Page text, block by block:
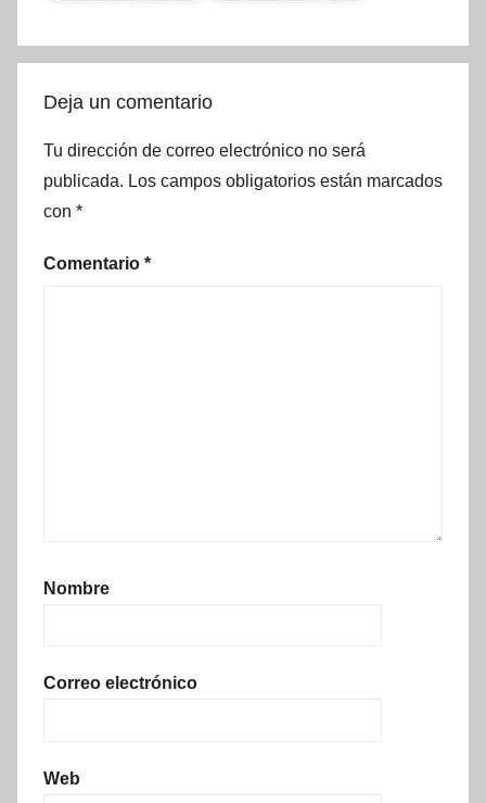
Deja un comentario
Tu dirección de correo electrónico no será
publicada. Los campos obligatorios están marcados
con *
Comentario *
Nombre
Correo electrónico
Web